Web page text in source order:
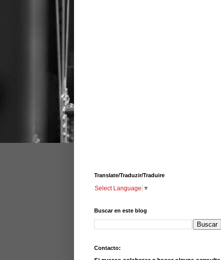
Translate/Traduzir/Traduire
Select Language ▼
Buscar en este blog
Contacto: